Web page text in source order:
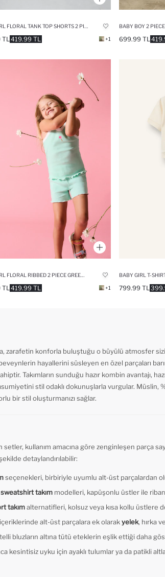
419.99 TL
TL +1 699.99 TL
BABY GIRL FLORAL RIBBED 2 PIECE GREEN SET
419.99 TL +1 799.99 TL
zarafetin konforla buluştuğu o büyülü atmosfer
hayallerini süsleyen en özel parçaları
Takımların sunduğu hazır kombin avantajı,
stil odaklı dokunuşlarla vurgular. Müslin,
bir stil oluşturmanızı sağlar.
setler, kullanım amacına göre zenginleşen parça
detaylandırılabilir:
seçenekleri, birbiriyle uyumlu alt-üst parçalardan
sweatshirt takım modelleri, kapüşonlu üstler ile
takımalternatifleri, kolsuz veya kısa kollu üstlere
içeriklerinde alt-üst parçalara ek olarakyelek, hırka
bluzların altına tütü eteklerin eşlik ettiği daha
kesintisiz uyku için ayaklı tulumlar ya da patikli